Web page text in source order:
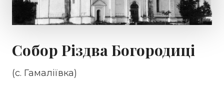
Собор Різдва Богородиці
(с. Гамаліївка)